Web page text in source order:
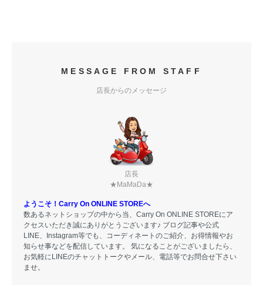
MESSAGE FROM STAFF
店長からのメッセージ
店長
★MaMaDa★
ようこそ！Carry On ONLINE STOREへ
数あるネットショップの中から当、Carry On ONLINE STOREにア
クセスいただき誠にありがとうございます♪ ブログ記事や公式
LINE、Instagram等でも、コーディネートのご紹介、お得情報やお
知らせ事などを配信しています。 気になることがございましたら、
お気軽にLINEのチャットトークやメール、電話等でお問合せ下さい
ませ。